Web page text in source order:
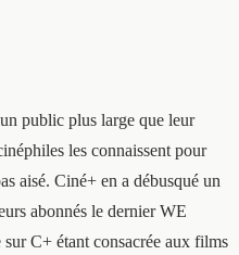
public plus large que leur
les connaissent pour
aisé. Ciné+ en a débusqué un
abonnés le dernier WE
C+ étant consacrée aux films